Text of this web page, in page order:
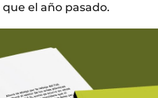
el año pasado.